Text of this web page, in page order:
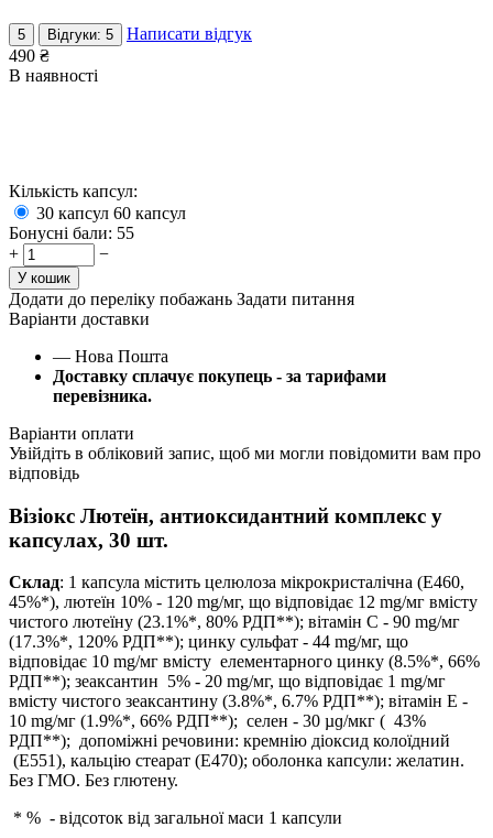
5 Відгуки: 5
Написати відгук
490 ₴
В наявності
Кількість капсул:
30 капсул 60 капсул
Бонусні бали: 55
+
−
У кошик
Додати до переліку побажань Задати питання
Варіанти доставки
— Нова Пошта
Доставку сплачує покупець - за тарифами
перевізника.
Варіанти оплати
Увійдіть в обліковий запис, щоб ми могли повідомити вам про
відповідь
Візіокс Лютеїн, антиоксидантний комплекс у
капсулах, 30 шт.
Склад: 1 капсула містить целюлоза мікрокристалічна (Е460,
45%*), лютеїн 10% - 120 mg/мг, що відповідає 12 mg/мг вмісту
чистого лютеїну (23.1%*, 80% РДП**); вітамін С - 90 mg/мг
(17.3%*, 120% РДП**); цинку сульфат - 44 mg/мг, що
відповідає 10 mg/мг вмісту елементарного цинку (8.5%*, 66%
РДП**); зеаксантин 5% - 20 mg/мг, що відповідає 1 mg/мг
вмісту чистого зеаксантину (3.8%*, 6.7% РДП**); вітамін Е -
10 mg/мг (1.9%*, 66% РДП**); селен - 30 µɡ/мкг ( 43%
РДП**); допоміжні речовини: кремнію діоксид колоїдний
(E551), кальцію стеарат (Е470); оболонка капсули: желатин.
Без ГМО. Без глютену.
* % - відсоток від загальної маси 1 капсули